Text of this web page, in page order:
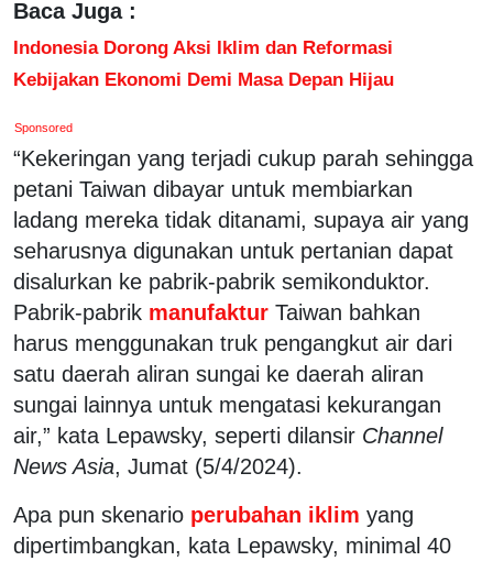
Baca Juga :
Indonesia Dorong Aksi Iklim dan Reformasi
Kebijakan Ekonomi Demi Masa Depan Hijau
Sponsored
“Kekeringan yang terjadi cukup parah sehingga
petani Taiwan dibayar untuk membiarkan
ladang mereka tidak ditanami, supaya air yang
seharusnya digunakan untuk pertanian dapat
disalurkan ke pabrik-pabrik semikonduktor.
Pabrik-pabrik manufaktur Taiwan bahkan
harus menggunakan truk pengangkut air dari
satu daerah aliran sungai ke daerah aliran
sungai lainnya untuk mengatasi kekurangan
air,” kata Lepawsky, seperti dilansir Channel
News Asia, Jumat (5/4/2024).
Apa pun skenario perubahan iklim yang
dipertimbangkan, kata Lepawsky, minimal 40